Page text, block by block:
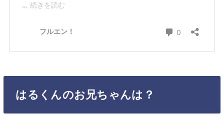
はるくんのお兄ちゃんは？